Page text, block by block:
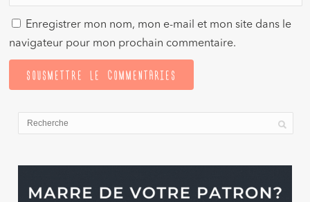
Enregistrer mon nom, mon e-mail et mon site dans le
navigateur pour mon prochain commentaire.